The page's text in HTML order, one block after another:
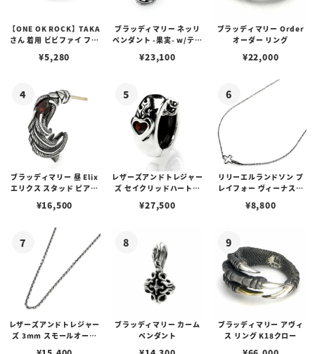
【ONE OK ROCK】TAKA
さん 着用 ビビファイ フー
¥5,280
ブラッディマリー ネッリ
ペンダント -果実- w/ティ
¥23,100
ブラッディマリー Order
オーダー リング
¥22,000
ブラッディマリー 昼 Elix
エリクス スタッド ピアス
¥16,500
レザーズアンドトレジャー
ズ セイクリッドハートピ
¥27,500
リリーエルランドソン プ
レイフォー ヴィーナスチ
¥8,800
レザーズアンドトレジャー
ズ 3mm スモールオーバ
ブラッディマリー カーム
ペンダント
ブラッディマリー アヴィ
ス リング K18クロー